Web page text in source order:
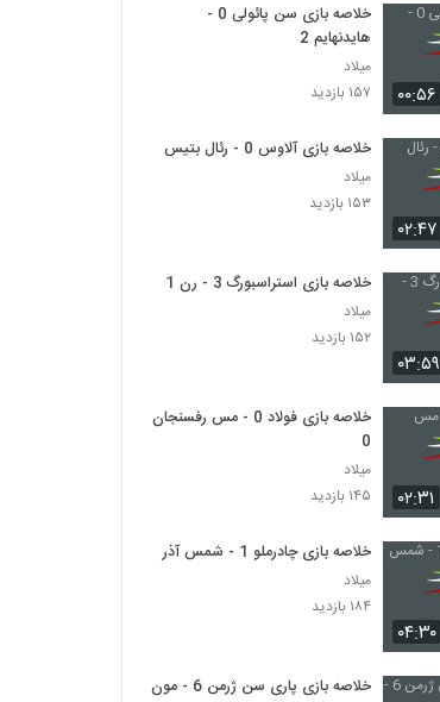
۰۰:۵۶
خلاصه بازی سن پائولی 0 -
هایدنهایم 2
میلاد
۱۵۷ بازدید
۰۲:۴۷
خلاصه بازی آلاوس 0 - رئال بتیس 0
میلاد
۱۵۳ بازدید
۰۳:۵۹
خلاصه بازی استراسبورگ 3 - رن 1
میلاد
۱۵۲ بازدید
۰۲:۳۱
خلاصه بازی فولاد 0 - مس رفسنجان
0
میلاد
۱۴۵ بازدید
۰۴:۳۰
خلاصه بازی چادرملو 1 - شمس آذر 1
میلاد
۱۸۴ بازدید
خلاصه بازی پاری سن ژرمن 6 - مون